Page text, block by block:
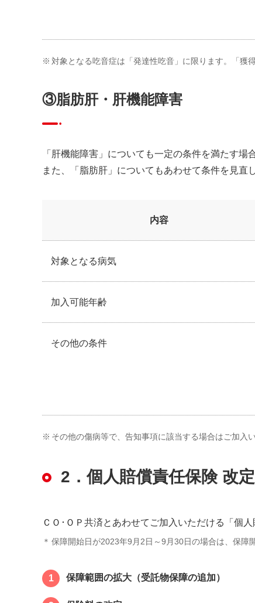
※ 対象となる吃音症は「発達性吃音」に限ります。「獲
③脂肪肝・肝機能障害
「肝機能障害」についても一定の条件を満たす場
また、「脂肪肝」についてもあわせて条件を見直
内容
対象となる病気
加入可能年齢
その他の条件
※ その他の傷病等で、告知事項に該当する場合はご加入
2．個人賠償責任保険 改
ＣＯ･ＯＰ共済とあわせてご加入いただける「個
＊ 保障開始日が2023年9月2日～9月30日の場合は、保障
1 保障範囲の拡大（受託物保障の追加）